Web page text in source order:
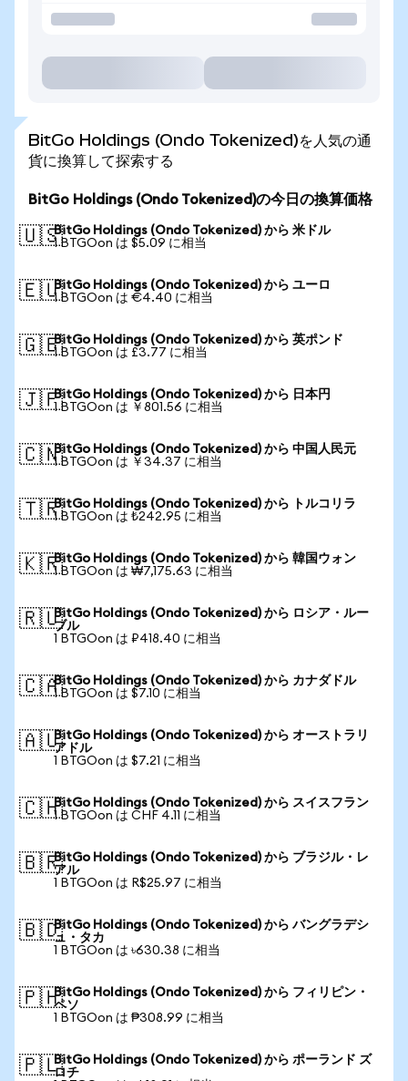
BitGo Holdings (Ondo Tokenized)を人気の通
貨に換算して探索する
BitGo Holdings (Ondo Tokenized)の今日の換算価格
🇺🇸BitGo Holdings (Ondo Tokenized) から 米ドル
1 BTGOon は $5.09 に相当
🇪🇺BitGo Holdings (Ondo Tokenized) から ユーロ
1 BTGOon は €4.40 に相当
🇬🇧BitGo Holdings (Ondo Tokenized) から 英ポンド
1 BTGOon は £3.77 に相当
🇯🇵BitGo Holdings (Ondo Tokenized) から 日本円
1 BTGOon は ￥801.56 に相当
🇨🇳BitGo Holdings (Ondo Tokenized) から 中国人民元
1 BTGOon は ￥34.37 に相当
🇹🇷BitGo Holdings (Ondo Tokenized) から トルコリラ
1 BTGOon は ₺242.95 に相当
🇰🇷BitGo Holdings (Ondo Tokenized) から 韓国ウォン
1 BTGOon は ₩7,175.63 に相当
🇷🇺BitGo Holdings (Ondo Tokenized) から ロシア・ルー
ブル
1 BTGOon は ₽418.40 に相当
🇨🇦BitGo Holdings (Ondo Tokenized) から カナダドル
1 BTGOon は $7.10 に相当
🇦🇺BitGo Holdings (Ondo Tokenized) から オーストラリ
アドル
1 BTGOon は $7.21 に相当
🇨🇭BitGo Holdings (Ondo Tokenized) から スイスフラン
1 BTGOon は CHF 4.11 に相当
🇧🇷BitGo Holdings (Ondo Tokenized) から ブラジル・レ
アル
1 BTGOon は R$25.97 に相当
🇧🇩BitGo Holdings (Ondo Tokenized) から バングラデシ
ュ・タカ
1 BTGOon は ৳630.38 に相当
🇵🇭BitGo Holdings (Ondo Tokenized) から フィリピン・
ペソ
1 BTGOon は ₱308.99 に相当
🇵🇱BitGo Holdings (Ondo Tokenized) から ポーランド ズ
ロチ